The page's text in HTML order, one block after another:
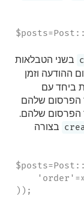
בשני הטבלאות
ההודעה וזמן
ביחד עם
הפרסום שלהם
הפרסום שלהם.
בצורה
));